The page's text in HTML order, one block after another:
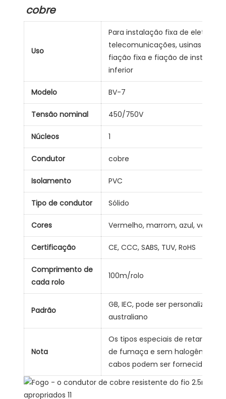
cobre
Uso
Para instalação fixa de
telecomunicações, usinas de
fiação fixa e fiação de
inferior
Modelo BV-7
Tensão nominal 450/750V
Núcleos 1
Condutor cobre
Isolamento PVC
Tipo de condutor Sólido
Cores Vermelho, marrom, azul, verde,
Certificação CE, CCC, SABS, TUV, RoHS
Comprimento de
cada rolo
100m/rolo
Padrão
GB, IEC, pode ser
australiano
Nota
Os tipos especiais de
de fumaça e sem halogênio,
cabos podem ser fornecidos